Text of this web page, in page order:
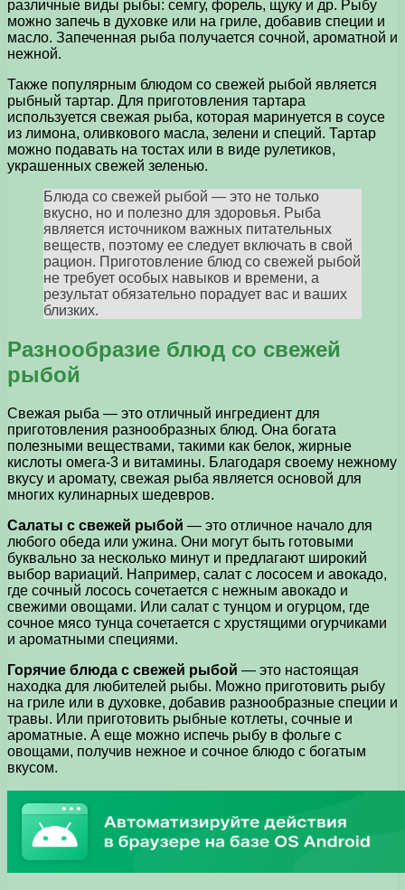
различные виды рыбы: семгу, форель, щуку и др. Рыбу
можно запечь в духовке или на гриле, добавив специи и
масло. Запеченная рыба получается сочной, ароматной и
нежной.
Также популярным блюдом со свежей рыбой является
рыбный тартар. Для приготовления тартара
используется свежая рыба, которая маринуется в соусе
из лимона, оливкового масла, зелени и специй. Тартар
можно подавать на тостах или в виде рулетиков,
украшенных свежей зеленью.
Блюда со свежей рыбой — это не только
вкусно, но и полезно для здоровья. Рыба
является источником важных питательных
веществ, поэтому ее следует включать в свой
рацион. Приготовление блюд со свежей рыбой
не требует особых навыков и времени, а
результат обязательно порадует вас и ваших
близких.
Разнообразие блюд со свежей
рыбой
Свежая рыба — это отличный ингредиент для
приготовления разнообразных блюд. Она богата
полезными веществами, такими как белок, жирные
кислоты омега-3 и витамины. Благодаря своему нежному
вкусу и аромату, свежая рыба является основой для
многих кулинарных шедевров.
Салаты с свежей рыбой — это отличное начало для
любого обеда или ужина. Они могут быть готовыми
буквально за несколько минут и предлагают широкий
выбор вариаций. Например, салат с лососем и авокадо,
где сочный лосось сочетается с нежным авокадо и
свежими овощами. Или салат с тунцом и огурцом, где
сочное мясо тунца сочетается с хрустящими огурчиками
и ароматными специями.
Горячие блюда с свежей рыбой — это настоящая
находка для любителей рыбы. Можно приготовить рыбу
на гриле или в духовке, добавив разнообразные специи и
травы. Или приготовить рыбные котлеты, сочные и
ароматные. А еще можно испечь рыбу в фольге с
овощами, получив нежное и сочное блюдо с богатым
вкусом.